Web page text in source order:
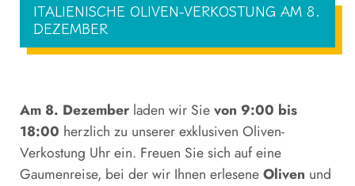
ITALIENISCHE OLIVEN-VERKOSTUNG AM 8.
DEZEMBER
Am 8. Dezemberladen wir Sievon 9:00 bis
18:00 herzlich zu unserer exklusiven Oliven-
Verkostung Uhr ein. Freuen Sie sich auf eine
Gaumenreise, bei der wir Ihnen erleseneOliven und